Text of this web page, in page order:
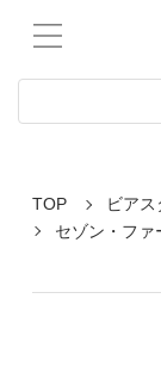
TOP
ビア
セゾン・フ